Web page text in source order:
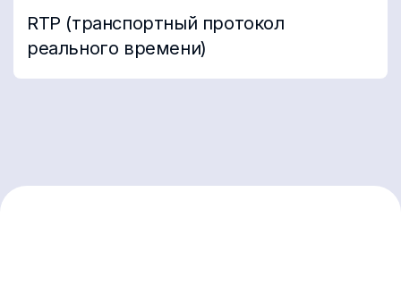
RTP (транспортный протокол
реального времени)